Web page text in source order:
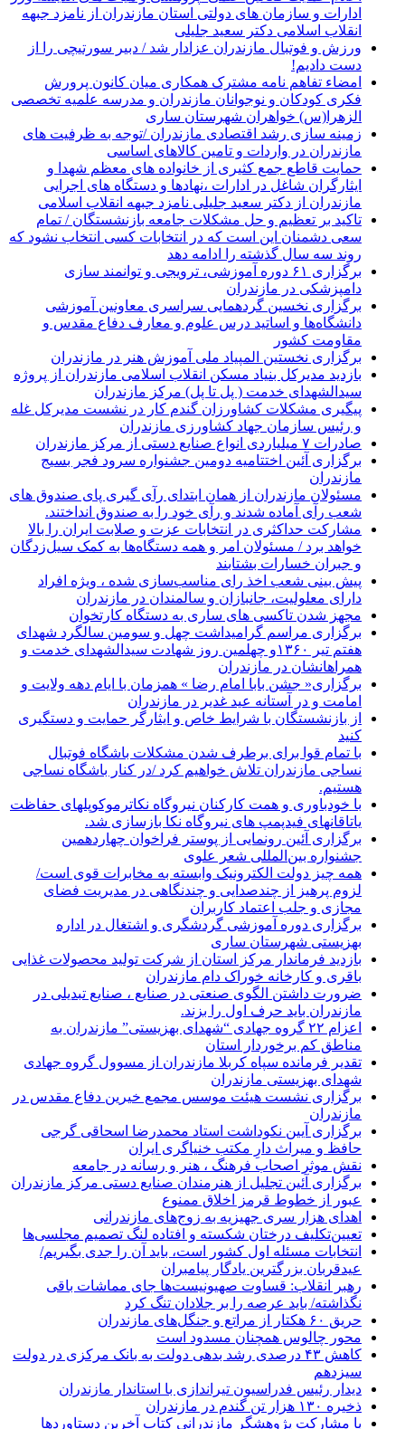
ادارات و سازمان های دولتی استان مازندران از نامزد جبهه
انقلاب اسلامی دکتر سعید جلیلی
ورزش و فوتبال مازندران عزادار شد / دبیر سورتیچی را از
دست دادیم!
امضاء تفاهم نامه مشترک همکاری میان کانون پرورش
فکری کودکان و نوجوانان مازندران و مدرسه علمیه تخصصی
الزهرا(س) خواهران شهرستان ساری
زمینه سازی رشد اقتصادی مازندران /توجه به ظرفیت های
مازندران در واردات و تامین کالاهای اساسی
حمایت قاطع جمع کثیری از خانواده های معظم شهدا و
ایثارگران شاغل در ادارات ،نهادها و دستگاه های اجرایی
مازندران از دکتر سعید جلیلی نامزد جبهه انقلاب اسلامی
تاکید بر تعظیم و حل مشکلات جامعه بازنشستگان / تمام
سعی دشمنان این است که در انتخابات کسی انتخاب نشود که
روند سه سال گذشته را ادامه دهد
برگزاری ۶۱ دوره آموزشی، ترویجی و توانمند سازی
دامپزشکی در مازندران
برگزاری نخسین گردهمایی سراسری معاونین آموزشی
دانشگاه‌ها و اساتید درس علوم و معارف دفاع مقدس و
مقاومت کشور
برگزاری نخستین المپیاد ملی آموزش هنر در مازندران
بازدید مدیرکل بنیاد مسکن انقلاب اسلامی مازندران از پروژه
سیدالشهدای خدمت ( پل تا پل) مرکز مازندران
پیگیری مشکلات کشاورزان گندم کار در نشست مدیرکل غله
و رئیس سازمان جهاد کشاورزی مازندران
صادرات ۷ میلیاردی انواع صنایع دستی از مرکز مازندران
برگزاری آئین اختتامیه دومین جشنواره سرود فجر بسیج
مازندران
مسئولان مازندران از همان ابتدای رآی گیری پای صندوق های
شعب رآی آماده شدند و رآی خود را به صندوق انداختند.
مشارکت حداکثری در انتخابات عزت و صلابت ایران را بالا
خواهد برد / مسئولان امر و همه دستگاه‌ها به کمک سیل‌زدگان
و جبران خسارات بشتابند
پیش بینی شعب اخذ رای مناسب‌سازی شده ، ویژه افراد
دارای معلولیت، جانبازان و سالمندان در مازندران
مجهز شدن تاکسی های ساری به دستگاه کارتخوان
برگزاری مراسم گرامیداشت چهل و سومین سالگرد شهدای
هفتم تیر ۱۳۶۰و چهلمین روز شهادت سیدالشهدای خدمت و
همراهانشان در مازندران
برگزاری« جشن بابا امام رضا » همزمان با ایام دهه ولایت و
امامت و در آستانه عید غدیر در مازندران
از بازنشستگان با شرایط خاص و ایثارگر حمایت و دستگیری
کنید
با تمام قوا برای برطرف شدن مشکلات باشگاه فوتبال
نساجی مازندران تلاش خواهیم کرد /در کنار باشگاه نساجی
هستیم.
با خودباوری و همت کارکنان نیروگاه نکاترموکوپلهای حفاظت
یاتاقانهای فیدپمپ های نیروگاه نکا بازسازی شد.
برگزاری آئین رونمایی از پوستر فراخوان چهاردهمین
جشنواره بین‌المللی شعر علوی
همه چیز دولت الکترونیک وابسته به مخابرات قوی است/
لزوم پرهیز از چندصدایی و چندنگاهی در مدیریت فضای
مجازی و جلب اعتماد کاربران
برگزاری دوره آموزشی گردشگری و اشتغال در اداره
بهزیستی شهرستان ساری
بازدید فرماندار مرکز استان از شرکت تولید محصولات غذایی
باقری و کارخانه خوراک دام مازندران
ضرورت داشتن الگوی صنعتی در صنایع ، صنایع تبدیلی در
مازندران باید حرف اول را بزند.
اعزام ۲۲ گروه جهادی “شهدای بهزیستی” مازندران به
مناطق کم برخوردار استان
تقدیر فرمانده سپاه کربلا مازندران از مسوول گروه جهادی
شهدای بهزیستی مازندران
برگزاری نشست هیئت موسس مجمع خیرین دفاع مقدس در
مازندران
برگزاری آیین نکوداشت استاد محمدرضا اسحاقی گرجی
حافظ و میراث دارِ مکتب خنیاگری ایران
نقش موثر اصحاب فرهنگ ، هنر و رسانه در جامعه
برگزاری آئین تجلیل از هنرمندان صنایع دستی مرکز مازندران
عبور از خطوط قرمز اخلاق ممنوع
اهدای هزار سری جهیزیه به زوج‌های مازندرانی
تعیین‌تکلیف درختان شکسته و افتاده لنگ تصمیم مجلسی‌ها
انتخابات مسئله اول کشور است، باید آن را جدی بگیریم/
عیدقربان بزرگترین یادگار پیامبران
رهبر انقلاب: قساوت صهیونیست‌ها جای مماشات باقی
نگذاشته/ باید عرصه را بر جلادان تنگ کرد
حریق ۶۰ هکتار از مراتع و جنگل‌های مازندران
محور چالوس همچنان مسدود است
کاهش ۴۳ درصدی رشد بدهی دولت به بانک مرکزی در دولت
سیزدهم
دیدار رئیس فدراسیون تیراندازی با استاندار مازندران
ذخیره ۱۳۰ هزار تن گندم در مازندران
با مشارکت پژوهشگر مازندرانی كتاب آخرین دستاوردها